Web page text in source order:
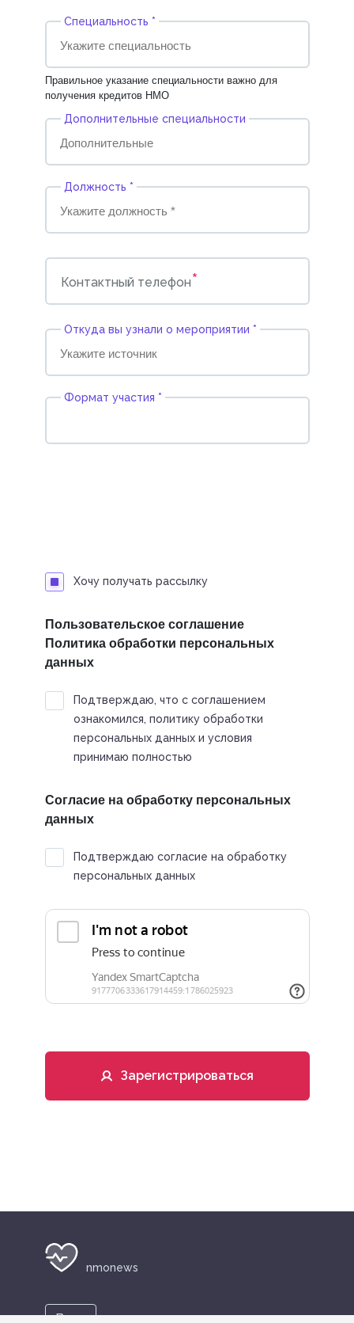
Cпециальность *
Правильное указание специальности важно для
получения кредитов НМО
Дополнительные специальности
Должность *
Контактный телефон*
Откуда вы узнали о мероприятии *
Формат участия *
Хочу получать рассылку
Пользовательское соглашение
Политика обработки персональных
данных
Подтверждаю, что с соглашением
ознакомился, политику обработки
персональных данных и условия
принимаю полностью
Согласие на обработку персональных
данных
Подтверждаю согласие на обработку
персональных данных
Зарегистрироваться
nmonews
Вход